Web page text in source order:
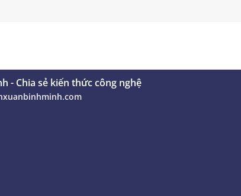
- Chia sẻ kiến thức công nghệ